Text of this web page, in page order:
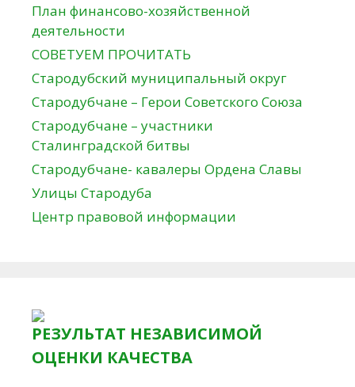
План финансово-хозяйственной
деятельности
СОВЕТУЕМ ПРОЧИТАТЬ
Стародубский муниципальный округ
Стародубчане – Герои Советского Союза
Стародубчане – участники
Сталинградской битвы
Стародубчане- кавалеры Ордена Славы
Улицы Стародуба
Центр правовой информации
РЕЗУЛЬТАТ НЕЗАВИСИМОЙ
ОЦЕНКИ КАЧЕСТВА